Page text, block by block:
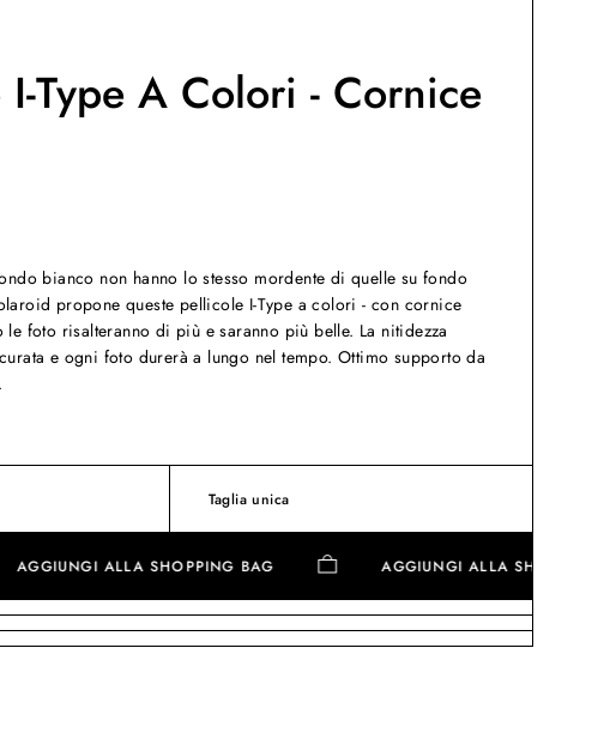
Type A Colori - Cornice
bianco non hanno lo stesso mordente di quelle su fondo
propone queste pellicole I-Type a colori - con cornice
le foto risalteranno di più e saranno più belle. La nitidezza
e ogni foto durerà a lungo nel tempo. Ottimo supporto da
Taglia unica
AGGIUNGI ALLA SHOPPING BAG AGGIUNGI ALLA